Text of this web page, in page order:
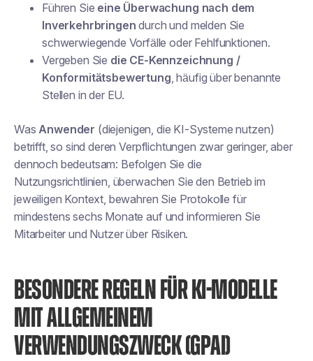
Führen Sie eine Überwachung nach dem
Inverkehrbringen durch und melden Sie
schwerwiegende Vorfälle oder Fehlfunktionen.
Vergeben Sie die CE-Kennzeichnung /
Konformitätsbewertung, häufig über benannte
Stellen in der EU.
WasAnwender (diejenigen, die KI-Systeme nutzen)
betrifft, so sind deren Verpflichtungen zwar geringer, aber
dennoch bedeutsam: Befolgen Sie die
Nutzungsrichtlinien, überwachen Sie den Betrieb im
jeweiligen Kontext, bewahren Sie Protokolle für
mindestens sechs Monate auf und informieren Sie
Mitarbeiter und Nutzer über Risiken.
BESONDERE REGELN FÜR KI-MODELLE
MIT ALLGEMEINEM
VERWENDUNGSZWECK (GPAI)